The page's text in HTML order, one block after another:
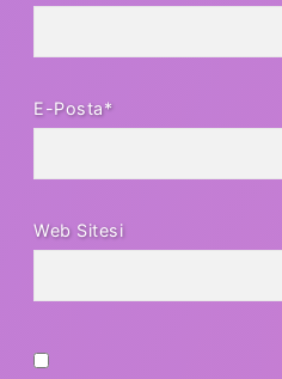
E-Posta*
Web Sitesi